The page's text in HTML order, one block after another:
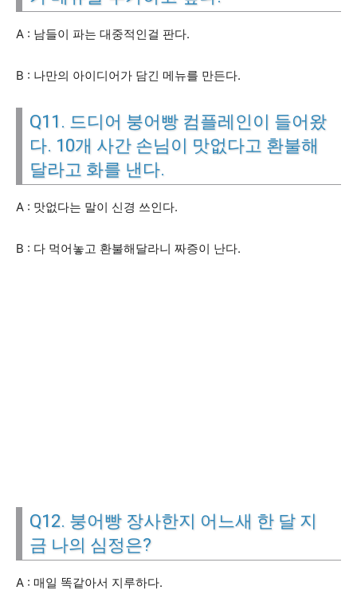
A : 남들이 파는 대중적인걸 판다.
B : 나만의 아이디어가 담긴 메뉴를 만든다.
Q11. 드디어 붕어빵 컴플레인이 들어왔
다. 10개 사간 손님이 맛없다고 환불해
달라고 화를 낸다.
A : 맛없다는 말이 신경 쓰인다.
B : 다 먹어놓고 환불해달라니 짜증이 난다.
Q12. 붕어빵 장사한지 어느새 한 달 지
금 나의 심정은?
A : 매일 똑같아서 지루하다.